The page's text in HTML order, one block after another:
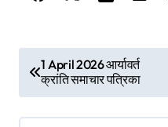
s
1 April 2026 आर्यावर्त
क्रांति समाचार पत्रिका